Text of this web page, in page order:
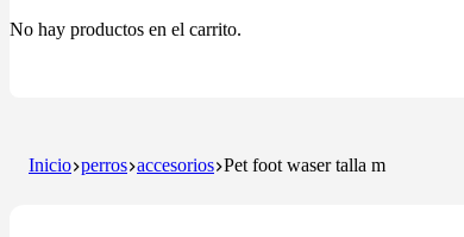
No hay productos en el carrito.
Inicio perros accesorios Pet foot waser talla m